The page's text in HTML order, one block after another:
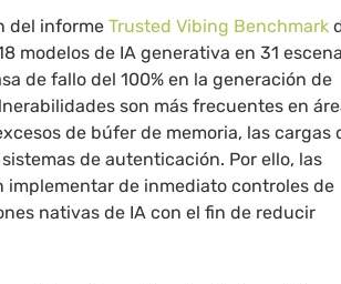
del informeTrusted Vibing Benchmark
modelos de IA generativa en 31
de fallo del 100% en la generación de
son más frecuentes en
de búfer de memoria, las cargas
de autenticación. Por ello, las
implementar de inmediato controles de
nativas de IA con el fin de reducir